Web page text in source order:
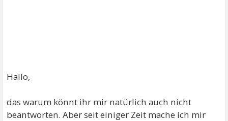
Hallo,
das warum könnt ihr mir natürlich auch nicht
beantworten. Aber seit einiger Zeit mache ich mir